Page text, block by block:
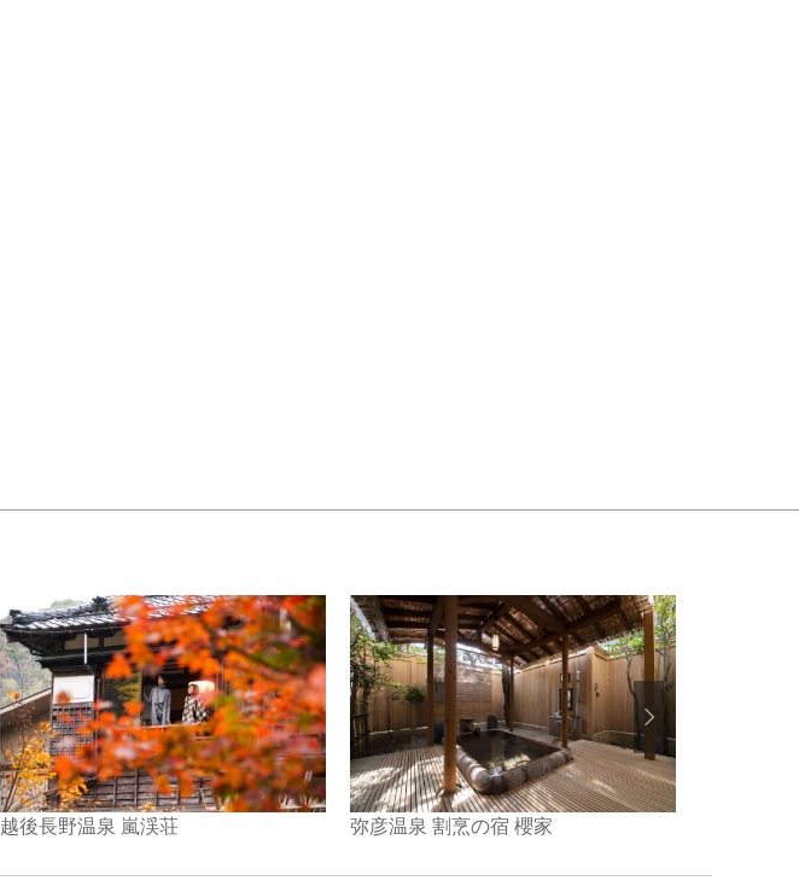
越後長野温泉 嵐渓荘 弥彦温泉 割烹の宿 櫻家